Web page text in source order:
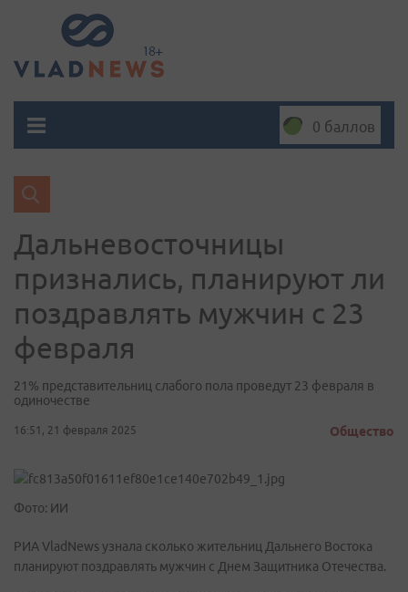
0 баллов
Дальневосточницы
признались, планируют ли
поздравлять мужчин с 23
февраля
21% представительниц слабого пола проведут 23 февраля в
одиночестве
16:51, 21 февраля 2025 Общество
Фото: ИИ
РИА VladNews узнала сколько жительниц Дальнего Востока
планируют поздравлять мужчин с Днем Защитника Отечества.